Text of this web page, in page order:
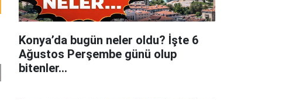
Konya’da bugün neler oldu? İşte 6
Ağustos Perşembe günü olup
bitenler…